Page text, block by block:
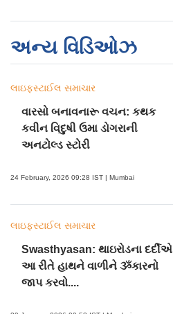
અન્ય વિડિઓઝ
લાઇફસ્ટાઈલ સમાચાર
વારસો બનાવનારૂ વચન: કથક
કવીન વિદુષી ઉમા ડોગરાની
અનટોલ્ડ સ્ટોરી
24 February, 2026 09:28 IST | Mumbai
લાઇફસ્ટાઈલ સમાચાર
Swasthyasan: થાઇરોડના દર્દીએ
આ રીતે હાથને વાળીને ૐકારનો
જાપ કરવો....